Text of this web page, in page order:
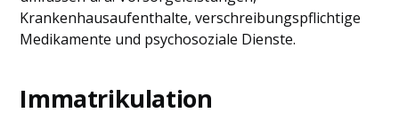
Krankenhausaufenthalte, verschreibungspflichtige
Medikamente und psychosoziale Dienste.
Immatrikulation